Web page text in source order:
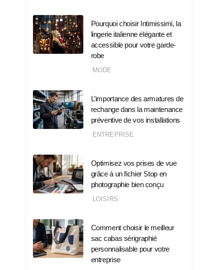
Pourquoi choisir Intimissimi, la
lingerie italienne élégante et
accessible pour votre garde-
robe
MODE
L’importance des armatures de
rechange dans la maintenance
préventive de vos installations
ENTREPRISE
Optimisez vos prises de vue
grâce à un fichier Stop en
photographie bien conçu
LOISIRS
Comment choisir le meilleur
sac cabas sérigraphié
personnalisable pour votre
entreprise